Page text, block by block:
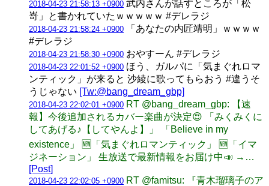
2018-04-23 21:58:13 +0900 武内さんが話すところが「松
嵜」と書かれていたｗｗｗｗｗ #デレラジ
2018-04-23 21:58:24 +0900 「あなたの内匠靖明」ｗｗｗｗ
#デレラジ
2018-04-23 21:58:30 +0900 おやすーん #デレラジ
2018-04-23 22:01:52 +0900 ほう、ガルパに「気まぐれロマ
ンティック」が来ると 沙綾に歌ってもらおう #違うそ
うじゃない [Tw:@bang_dream_gbp]
2018-04-23 22:02:01 +0900 RT @bang_dream_gbp: 【速
報】今後追加されるカバー楽曲が決定😍 「みくみくに
してあげる♪【してやんよ】」 「Believe in my
existence」 🆕「気まぐれロマンティック」 🆕「イマ
ジネーション」 生放送で最新情報をお届け中📣 →…
[Post]
2018-04-23 22:02:05 +0900 RT @famitsu: 『青木瑠璃子のア